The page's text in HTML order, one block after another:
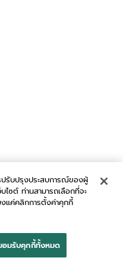
ปรับปรุงประสบการณ์ของผู้
ไซต์ ท่านสามารถเลือกที่จะ
แค่คลิกการตั้งค่าคุกกี้
อมรับคุกกี้ทั้งหมด